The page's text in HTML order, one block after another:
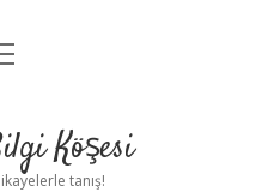
Köşesi
tanış!